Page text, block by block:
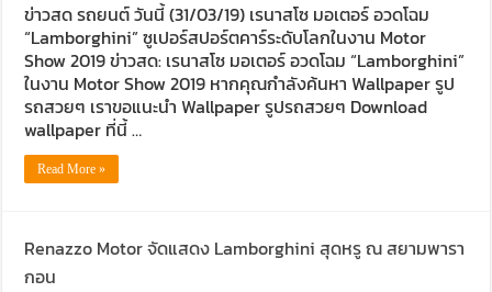
ข่าวสด รถยนต์ วันนี้ (31/03/19) เรนาสโซ มอเตอร์ อวดโฉม
“Lamborghini” ซูเปอร์สปอร์ตคาร์ระดับโลกในงาน Motor
Show 2019 ข่าวสด: เรนาสโซ มอเตอร์ อวดโฉม “Lamborghini”
ในงาน Motor Show 2019 หากคุณกำลังค้นหา Wallpaper รูป
รถสวยๆ เราขอแนะนำ Wallpaper รูปรถสวยๆ Download
wallpaper ที่นี้ …
Read More »
Renazzo Motor จัดแสดง Lamborghini สุดหรู ณ สยามพารา
กอน